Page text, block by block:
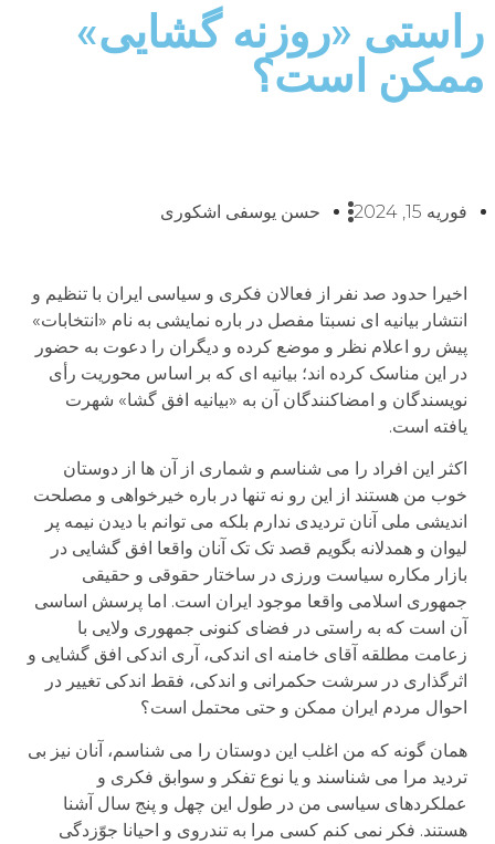
راستی «روزنه گشایی»
ممکن است؟
فوریه 15, 2024 حسن یوسفی اشکوری
اخیرا حدود صد نفر از فعالان فکری و سیاسی ایران با تنظیم و
انتشار بیانیه ای نسبتا مفصل در باره نمایشی به نام «انتخابات»
پیش رو اعلام نظر و موضع کرده و دیگران را دعوت به حضور
در این مناسک کرده اند؛ بیانیه ای که بر اساس محوریت رأی
نویسندگان و امضاکنندگان آن به «بیانیه افق گشا» شهرت
یافته است.
اکثر این افراد را می شناسم و شماری از آن ها از دوستان
خوب من هستند از این رو نه تنها در باره خیرخواهی و مصلحت
اندیشی ملی آنان تردیدی ندارم بلکه می توانم با دیدن نیمه پر
لیوان و همدلانه بگویم قصد تک تک آنان واقعا افق گشایی در
بازار مکاره سیاست ورزی در ساختار حقوقی و حقیقی
جمهوری اسلامی واقعا موجود ایران است. اما پرسش اساسی
آن است که به راستی در فضای کنونی جمهوری ولایی با
زعامت مطلقه آقای خامنه ای اندکی، آری اندکی افق گشایی و
اثرگذاری در سرشت حکمرانی و اندکی، فقط اندکی تغییر در
احوال مردم ایران ممکن و حتی محتمل است؟
همان گونه که من اغلب این دوستان را می شناسم، آنان نیز بی
تردید مرا می شناسند و یا نوع تفکر و سوابق فکری و
عملکردهای سیاسی من در طول این چهل و پنج سال آشنا
هستند. فکر نمی کنم کسی مرا به تندروی و احیانا جوّزدگی